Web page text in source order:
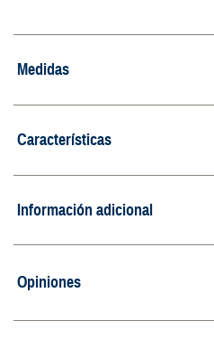
Medidas
Características
Información adicional
Opiniones